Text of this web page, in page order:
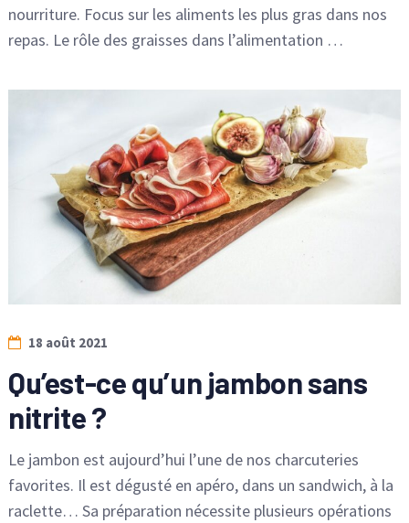
nourriture. Focus sur les aliments les plus gras dans nos
repas. Le rôle des graisses dans l’alimentation …
18 août 2021
Qu’est-ce qu’un jambon sans
nitrite ?
Le jambon est aujourd’hui l’une de nos charcuteries
favorites. Il est dégusté en apéro, dans un sandwich, à la
raclette… Sa préparation nécessite plusieurs opérations